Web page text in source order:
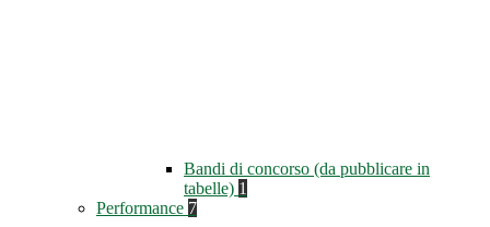
Bandi di concorso (da pubblicare in
tabelle) 1
Performance 7